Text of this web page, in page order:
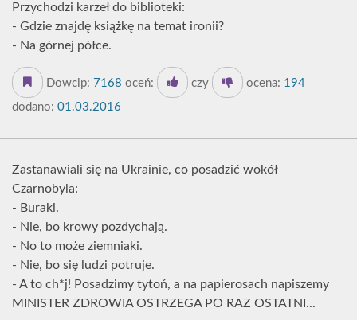
Przychodzi karzeł do biblioteki:
- Gdzie znajdę książkę na temat ironii?
- Na górnej półce.
Dowcip: 7168 oceń: czy ocena: 194
dodano: 01.03.2016
Zastanawiali się na Ukrainie, co posadzić wokół
Czarnobyla:
- Buraki.
- Nie, bo krowy pozdychają.
- No to może ziemniaki.
- Nie, bo się ludzi potruje.
- A to ch*j! Posadzimy tytoń, a na papierosach napiszemy
MINISTER ZDROWIA OSTRZEGA PO RAZ OSTATNI...